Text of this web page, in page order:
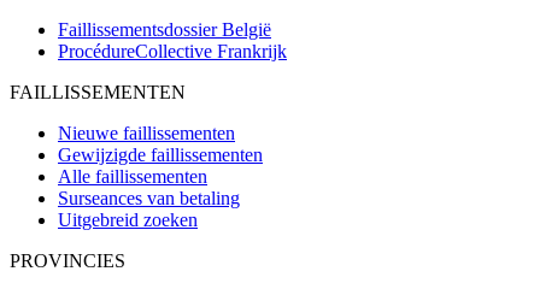
Faillissementsdossier België
ProcédureCollective Frankrijk
FAILLISSEMENTEN
Nieuwe faillissementen
Gewijzigde faillissementen
Alle faillissementen
Surseances van betaling
Uitgebreid zoeken
PROVINCIES